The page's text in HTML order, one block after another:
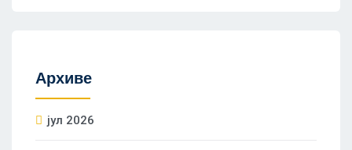
Архиве
јул 2026